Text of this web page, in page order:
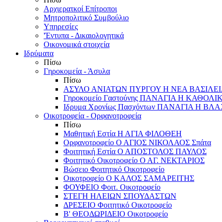
Αρχιερατκοί Επίτροποι
Μητροπολιτικό Συμβούλιο
Υπηρεσίες
'Έντυπα - Δικαιολογητικά
Οικονομικά στοιχεία
Ιδρύματα
Πίσω
Γηροκομεία - Άσυλα
Πίσω
ΑΣΥΛΟ ΑΝΙΑΤΩΝ ΠΥΡΓΟΥ Η ΝΕΑ
Γηροκομείο Γαστούνης ΠΑΝΑΓΙΑ Η
Ιδρυμα Χρονίως Πασχόντων ΠΑΝΑΓΙΑ Η
Οικοτροφεία - Ορφανοτροφεία
Πίσω
Μαθητική Εστία Η ΑΓΙΑ ΦΙΛΟΘΕΗ
Ορφανοτροφείο Ο ΑΓΙΟΣ ΝΙΚΟΛΑΟΣ Σπάτα
Φοιτητική Εστία Ο ΑΠΟΣΤΟΛΟΣ ΠΑΥΛΟΣ
Φοιτητικό Οικοτροφείο Ο ΑΓ. ΝΕΚΤΑΡΙΟΣ
Βώσειο Φοιτητικό Οικοτροφείο
Οικοτροφείο Ο ΚΑΛΟΣ ΣΑΜΑΡΕΙΤΗΣ
ΦΟΥΦΕΙΟ Φοιτ. Οικοτροφείο
ΣΤΕΓΗ ΗΛΕΙΩΝ ΣΠΟΥΔΑΣΤΩΝ
ΔΡΕΣΕΙΟ Φοιτητικό Οικοτροφείο
Β' ΘΕΟΔΩΡΙΔΕΙΟ Οικοτροφείο